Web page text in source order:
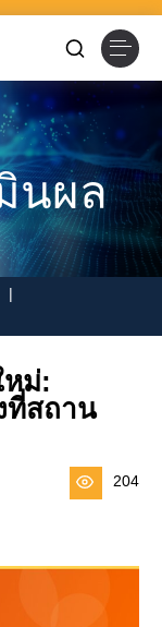
นผล
|
หม่:
ที่สถาน
204